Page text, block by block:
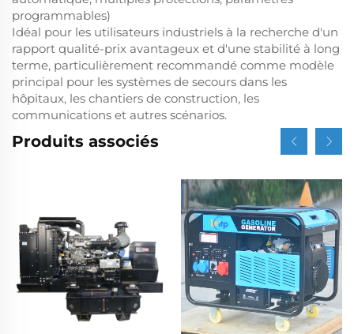
programmables)
Idéal pour les utilisateurs industriels à la recherche d'un
rapport qualité-prix avantageux et d'une stabilité à long
terme, particulièrement recommandé comme modèle
principal pour les systèmes de secours dans les
hôpitaux, les chantiers de construction, les
communications et autres scénarios.
Produits associés